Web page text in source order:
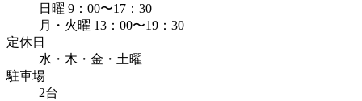
日曜 9：00〜17：30
月・火曜 13：00〜19：30
定休日
水・木・金・土曜
駐車場
2台